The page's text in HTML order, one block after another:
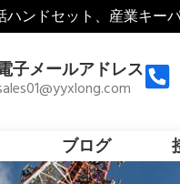
ハンドセット、産業キー
子メールアドレス
ブログ